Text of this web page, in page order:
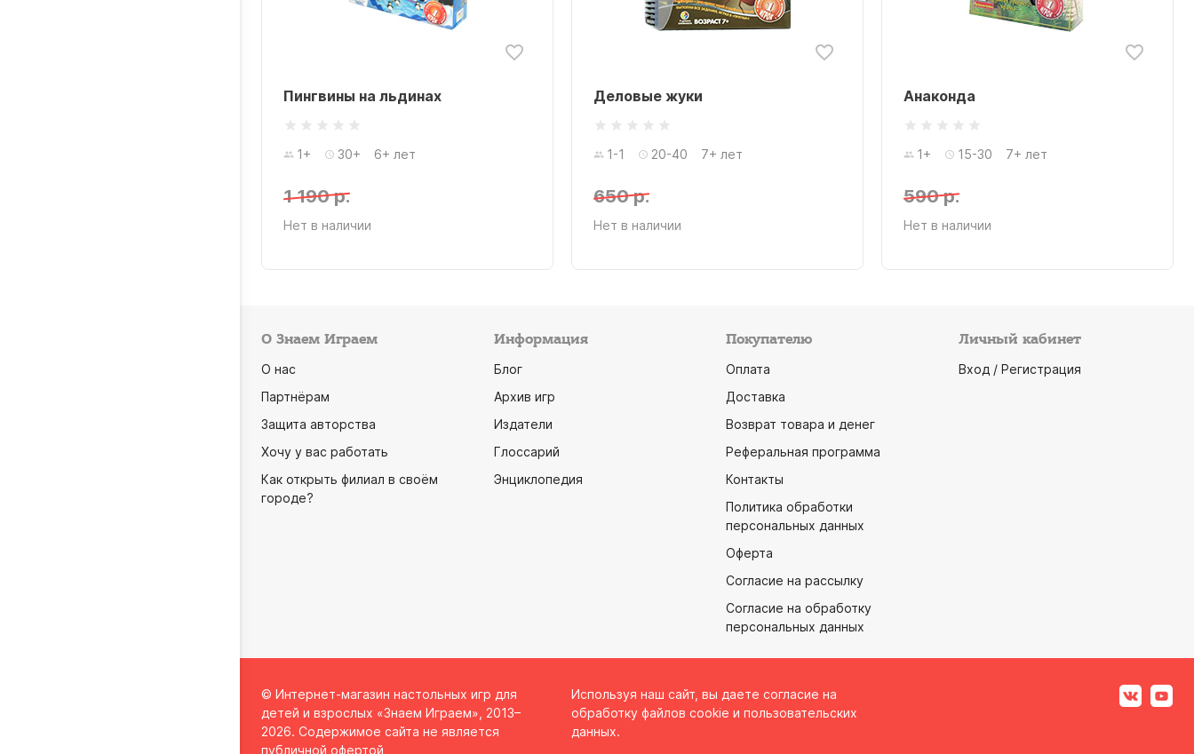
Пингвины на льдинах
1+ 30+ 6+ лет
1 190 р.
Нет в наличии
Деловые жуки
1-1 20-40 7+ лет
650 р.
Нет в наличии
Анаконда
1+ 15-30 7+ лет
590 р.
Нет в наличии
О Знаем Играем
О нас
Партнёрам
Защита авторства
Хочу у вас работать
Как открыть филиал в своём
городе?
Информация
Блог
Архив игр
Издатели
Глоссарий
Энциклопедия
Покупателю
Оплата
Доставка
Возврат товара и денег
Реферальная программа
Контакты
Политика обработки
персональных данных
Оферта
Согласие на рассылку
Согласие на обработку
персональных данных
Личный кабинет
Вход / Регистрация
© Интернет-магазин настольных игр для
детей и взрослых «Знаем Играем», 2013–
2026. Содержимое сайта не является
публичной офертой
Используя наш сайт, вы даете согласие на
обработку файлов cookie и пользовательских
данных.